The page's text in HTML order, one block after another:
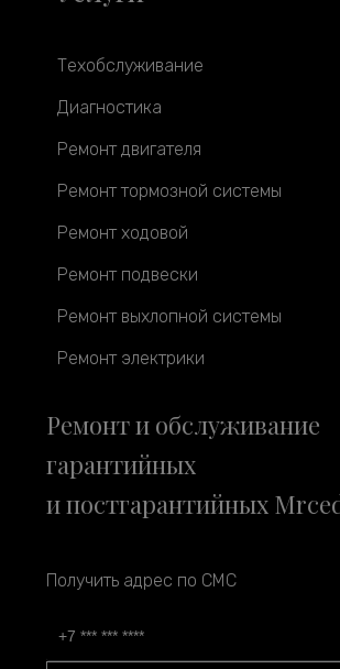
Техобслуживание
Диагностика
Ремонт двигателя
Ремонт тормозной системы
Ремонт ходовой
Ремонт подвески
Ремонт выхлопной системы
Ремонт электрики
Ремонт и обслуживание
гарантийных
и постгарантийных
Получить адрес по СМС